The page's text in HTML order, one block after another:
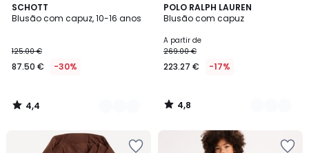
SCHOTT
Blusão com capuz, 10-16 anos
€
em
de
125.00
125.00 €
87.50 € -30%
4,4
/ 5
2
Cores
4,4
/
POLO RALPH LAUREN
Blusão com capuz
A partir de
269.00 €
223.27 € -17%
4,8
/ 5
2
Cores
4,8
/